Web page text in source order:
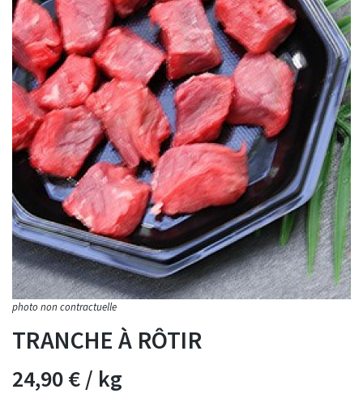
TRANCHE À RÔTIR
24,90 €/ kg